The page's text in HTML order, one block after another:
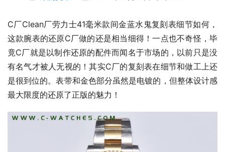
C厂Clean厂劳力士41毫米款间金蓝水鬼复刻表细节如何，
这款腕表的还原C厂做的还是相当细得！一点也不奇怪，毕
竟C厂就是以制作还原的配件而闻名于市场的，以前只是没
有名气才被人无视的！其实C厂的复刻表在细节和做工上还
是很到位的。表带和金色部分虽然是电镀的，但整体设计感
最大限度的还原了正版的魅力！